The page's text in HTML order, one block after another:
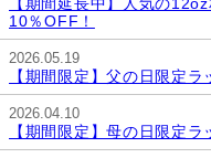
10％OFF！
2026.05.19
【期間限定】父の日限定
2026.04.10
【期間限定】母の日限定